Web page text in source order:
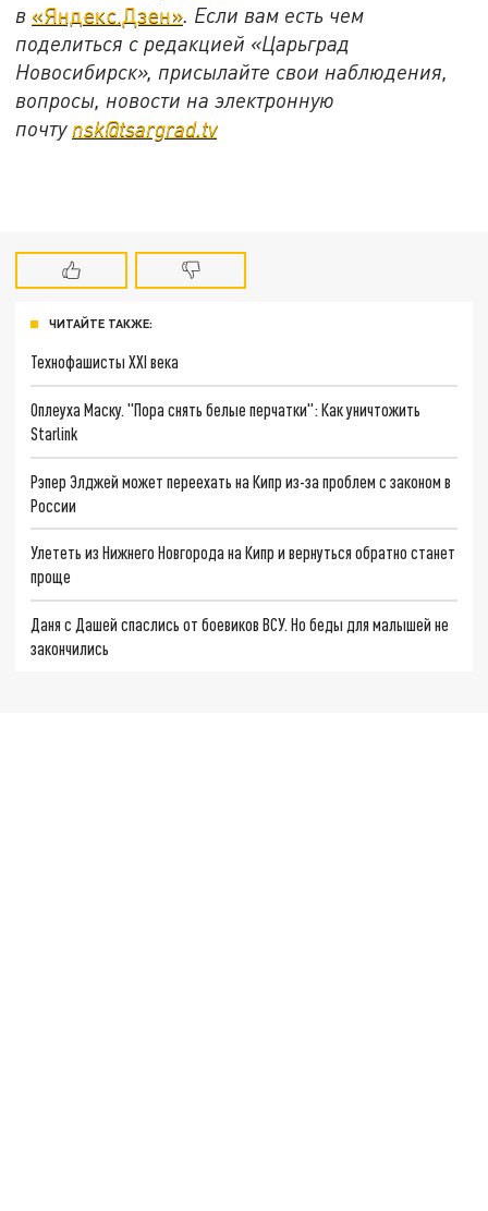
в «Яндекс.Дзен». Если вам есть чем
поделиться с редакцией «Царьград
Новосибирск», присылайте свои наблюдения,
вопросы, новости на электронную
почту nsk@tsargrad.tv
ЧИТАЙТЕ ТАКЖЕ:
Технофашисты XXI века
Оплеуха Маску. "Пора снять белые перчатки": Как уничтожить
Starlink
Рэпер Элджей может переехать на Кипр из-за проблем с законом в
России
Улететь из Нижнего Новгорода на Кипр и вернуться обратно станет
проще
Даня с Дашей спаслись от боевиков ВСУ. Но беды для малышей не
закончились